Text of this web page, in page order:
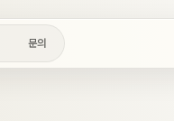
문의